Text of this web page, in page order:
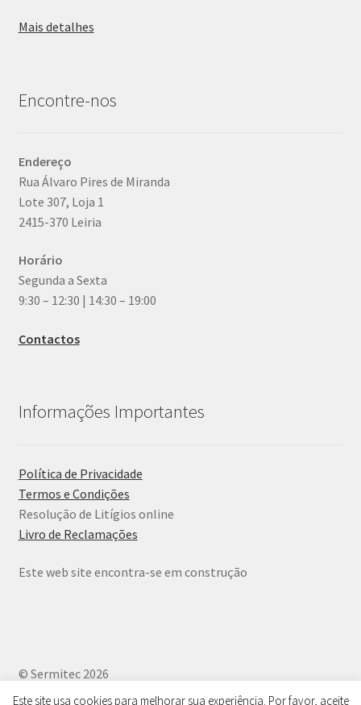
Mais detalhes
Encontre-nos
Endereço
Rua Álvaro Pires de Miranda
Lote 307, Loja 1
2415-370 Leiria
Horário
Segunda a Sexta
9:30 – 12:30 | 14:30 – 19:00
Contactos
Informações Importantes
Política de Privacidade
Termos e Condições
Resolução de Litígios online
Livro de Reclamações
Este web site encontra-se em construção
© Sermitec 2026
Política de Privacidade
Este site usa cookies para melhorar sua experiência. Por favor, aceite